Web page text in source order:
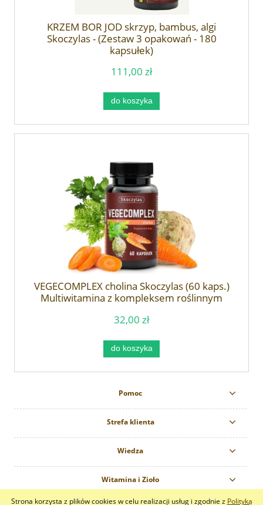
Strona korzysta z plików cookies w celu realizacji usług i zgodnie z Polityką
KRZEM BOR JOD skrzyp, bambus, algi
Skoczylas - (Zestaw 3 opakowań - 180
kapsułek)
111,00 zł
do koszyka
VEGECOMPLEX cholina Skoczylas (60 kaps.)
Multiwitamina z kompleksem roślinnym
32,00 zł
do koszyka
Pomoc
Strefa klienta
Wiedza
Witamina i Zioło